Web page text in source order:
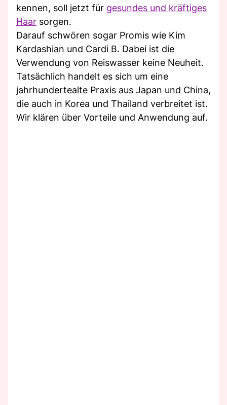
kennen, soll jetzt für gesundes und kräftiges
Haar sorgen.
Darauf schwören sogar Promis wie Kim
Kardashian und Cardi B. Dabei ist die
Verwendung von Reiswasser keine Neuheit.
Tatsächlich handelt es sich um eine
jahrhundertealte Praxis aus Japan und China,
die auch in Korea und Thailand verbreitet ist.
Wir klären über Vorteile und Anwendung auf.